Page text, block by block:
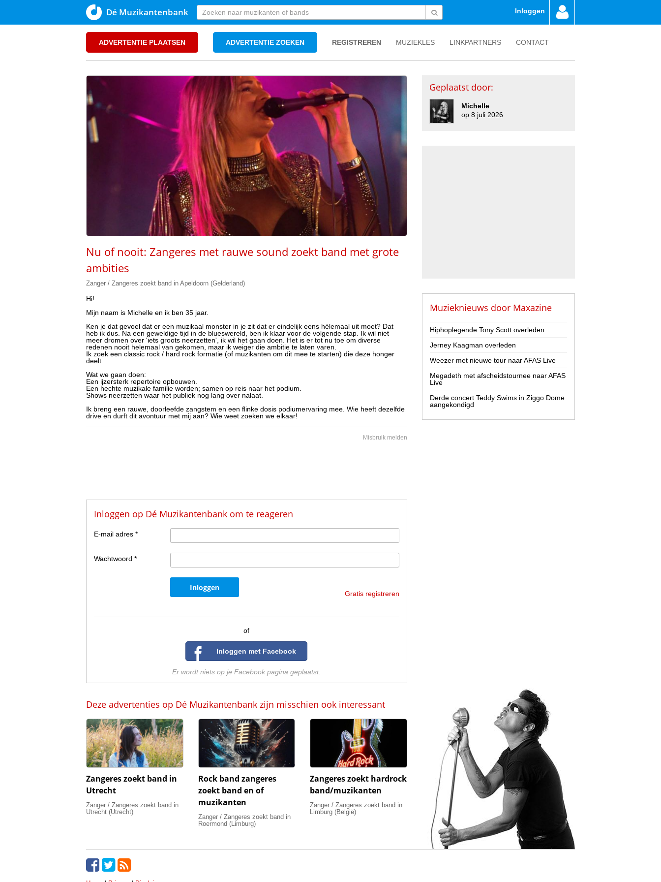
Dé Muzikantenbank Inloggen
ADVERTENTIE PLAATSEN ADVERTENTIE ZOEKEN REGISTREREN MUZIEKLES LINKPARTNERS CONTACT
Nu of nooit: Zangeres met rauwe sound zoekt band met grote
ambities
Zanger / Zangeres zoekt band in Apeldoorn (Gelderland)
Hi!
Mijn naam is Michelle en ik ben 35 jaar.
Ken je dat gevoel dat er een muzikaal monster in je zit dat er eindelijk eens hélemaal uit moet? Dat
heb ik dus. Na een geweldige tijd in de blueswereld, ben ik klaar voor de volgende stap. Ik wil niet
meer dromen over 'iets groots neerzetten', ik wil het gaan doen. Het is er tot nu toe om diverse
redenen nooit helemaal van gekomen, maar ik weiger die ambitie te laten varen.
Ik zoek een classic rock / hard rock formatie (of muzikanten om dit mee te starten) die deze honger
deelt.
Wat we gaan doen:
Een ijzersterk repertoire opbouwen.
Een hechte muzikale familie worden; samen op reis naar het podium.
Shows neerzetten waar het publiek nog lang over nalaat.
Ik breng een rauwe, doorleefde zangstem en een flinke dosis podiumervaring mee. Wie heeft dezelfde
drive en durft dit avontuur met mij aan? Wie weet zoeken we elkaar!
Misbruik melden
Inloggen op Dé Muzikantenbank om te reageren
E-mail adres *
Wachtwoord *
Gratis registreren
of
Inloggen met Facebook
Er wordt niets op je Facebook pagina geplaatst.
Deze advertenties op Dé Muzikantenbank zijn misschien ook interessant
Zangeres zoekt band in
Utrecht
Zanger / Zangeres zoekt band in
Utrecht (Utrecht)
Rock band zangeres
zoekt band en of
muzikanten
Zanger / Zangeres zoekt band in
Roermond (Limburg)
Zangeres zoekt hardrock
band/muzikanten
Zanger / Zangeres zoekt band in
Limburg (België)
Geplaatst door:
Michelle
op 8 juli 2026
Muzieknieuws door Maxazine
Hiphoplegende Tony Scott overleden
Jerney Kaagman overleden
Weezer met nieuwe tour naar AFAS Live
Megadeth met afscheidstournee naar AFAS
Live
Derde concert Teddy Swims in Ziggo Dome
aangekondigd